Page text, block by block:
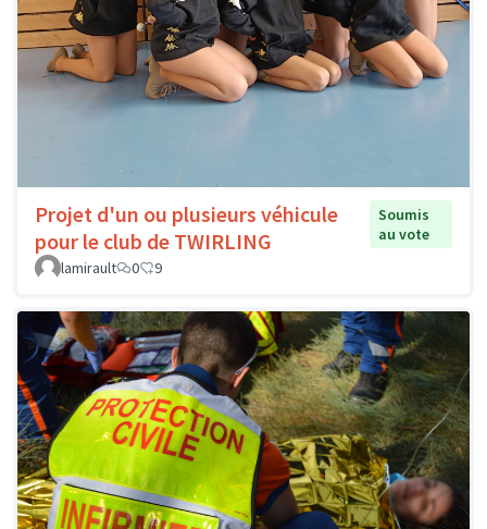
Projet d'un ou plusieurs véhicule
pour le club de TWIRLING
Soumis
au vote
lamirault
0 9